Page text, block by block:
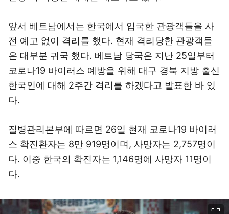
앞서 베트남에서는 한국에서 입국한 관광객들을 사
전 예고 없이 격리를 했다. 현재 격리당한 관광객들
은 대부분 귀국 했다. 베트남 당국은 지난 25일부터
코로나19 바이러스 예방을 위해 대구 경북 지방 출신
한국인에 대해 2주간 격리를 하겠다고 발표한 바 있
다.
질병관리본부에 따르면 26일 현재 코로나19 바이러
스 확진환자는 8만 919명이며, 사망자는 2,757명이
다. 이중 한국의 확진자는 1,146명에 사망자 11명이
다.